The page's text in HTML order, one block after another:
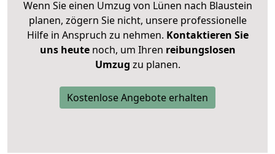
Wenn Sie einen Umzug von Lünen nach Blaustein
planen, zögern Sie nicht, unsere professionelle
Hilfe in Anspruch zu nehmen. Kontaktieren Sie
uns heutenoch, um Ihren reibungslosen
Umzug zu planen.
Kostenlose Angebote erhalten